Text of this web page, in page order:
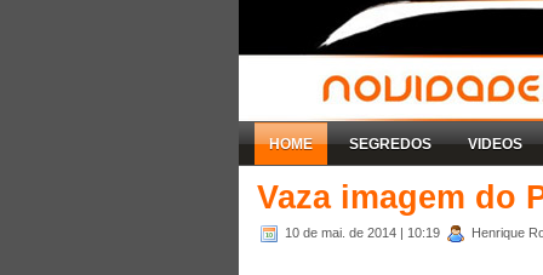
HOME SEGREDOS VIDEOS
Vaza imagem do
10 de mai. de 2014 | 10:19 Henrique